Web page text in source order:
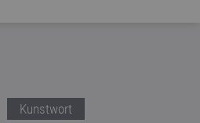
Kunstwort